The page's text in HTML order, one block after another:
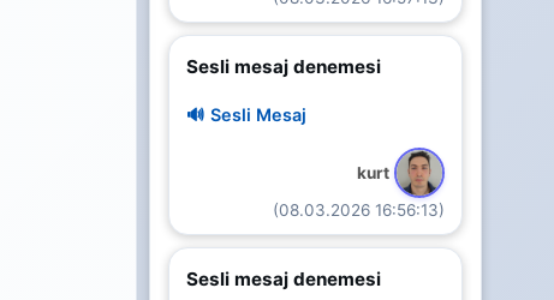
Sesli mesaj denemesi
🔊 Sesli Mesaj
kurt
(08.03.2026 16:56:13)
Sesli mesaj denemesi